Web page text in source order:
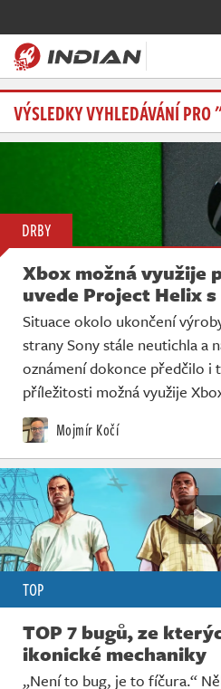
Magazín
Soutěže
Databáze
Komunita
Redakce
Živě
VÝSLEDKY VYHLEDÁVÁNÍ
DRBY
Xbox možná využije
uvede Project Helix
Situace okolo ukončení
strany Sony stále neutichla a
oznámení dokonce předčilo i
příležitosti možná využije
Mojmír Kočí
TOP
TOP 7 bugů, ze
ikonické mechaniky
„Není to bug, je to fíčura.“